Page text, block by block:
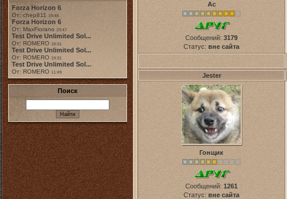
Forza Horizon 6
От: chep811 19:48
Forza Horizon 6
От: MaxFiorano 23:47
Test Drive Unlimited Sol...
От: ROMERO 18:31
Test Drive Unlimited Sol...
От: ROMERO 19:31
Test Drive Unlimited Sol...
От: ROMERO 11:49
Поиск
Ас
Сообщений: 3179
Статус: вне сайта
Jester
Гонщик
Сообщений: 1261
Статус: вне сайта